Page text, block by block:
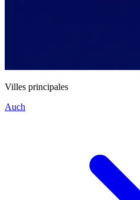
Villes principales
Auch